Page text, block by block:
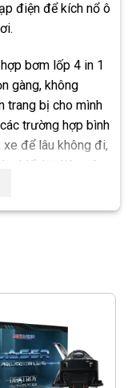
điện để kích nổ ô
bơm lốp 4 in 1
gàng, không
trang bị cho mình
trường hợp bình
để lâu không đi,
thiết bị điện trên
bơm lốp dự
chủ xe chỉ cần
ô tô có cấu tạp
2 cực âm –
– đỏ và bộ sạc